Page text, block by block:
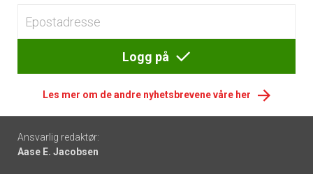
Logg på
Les mer om de andre nyhetsbrevene våre her
Footer
-
Ansvarlig redaktør:
Aase E. Jacobsen